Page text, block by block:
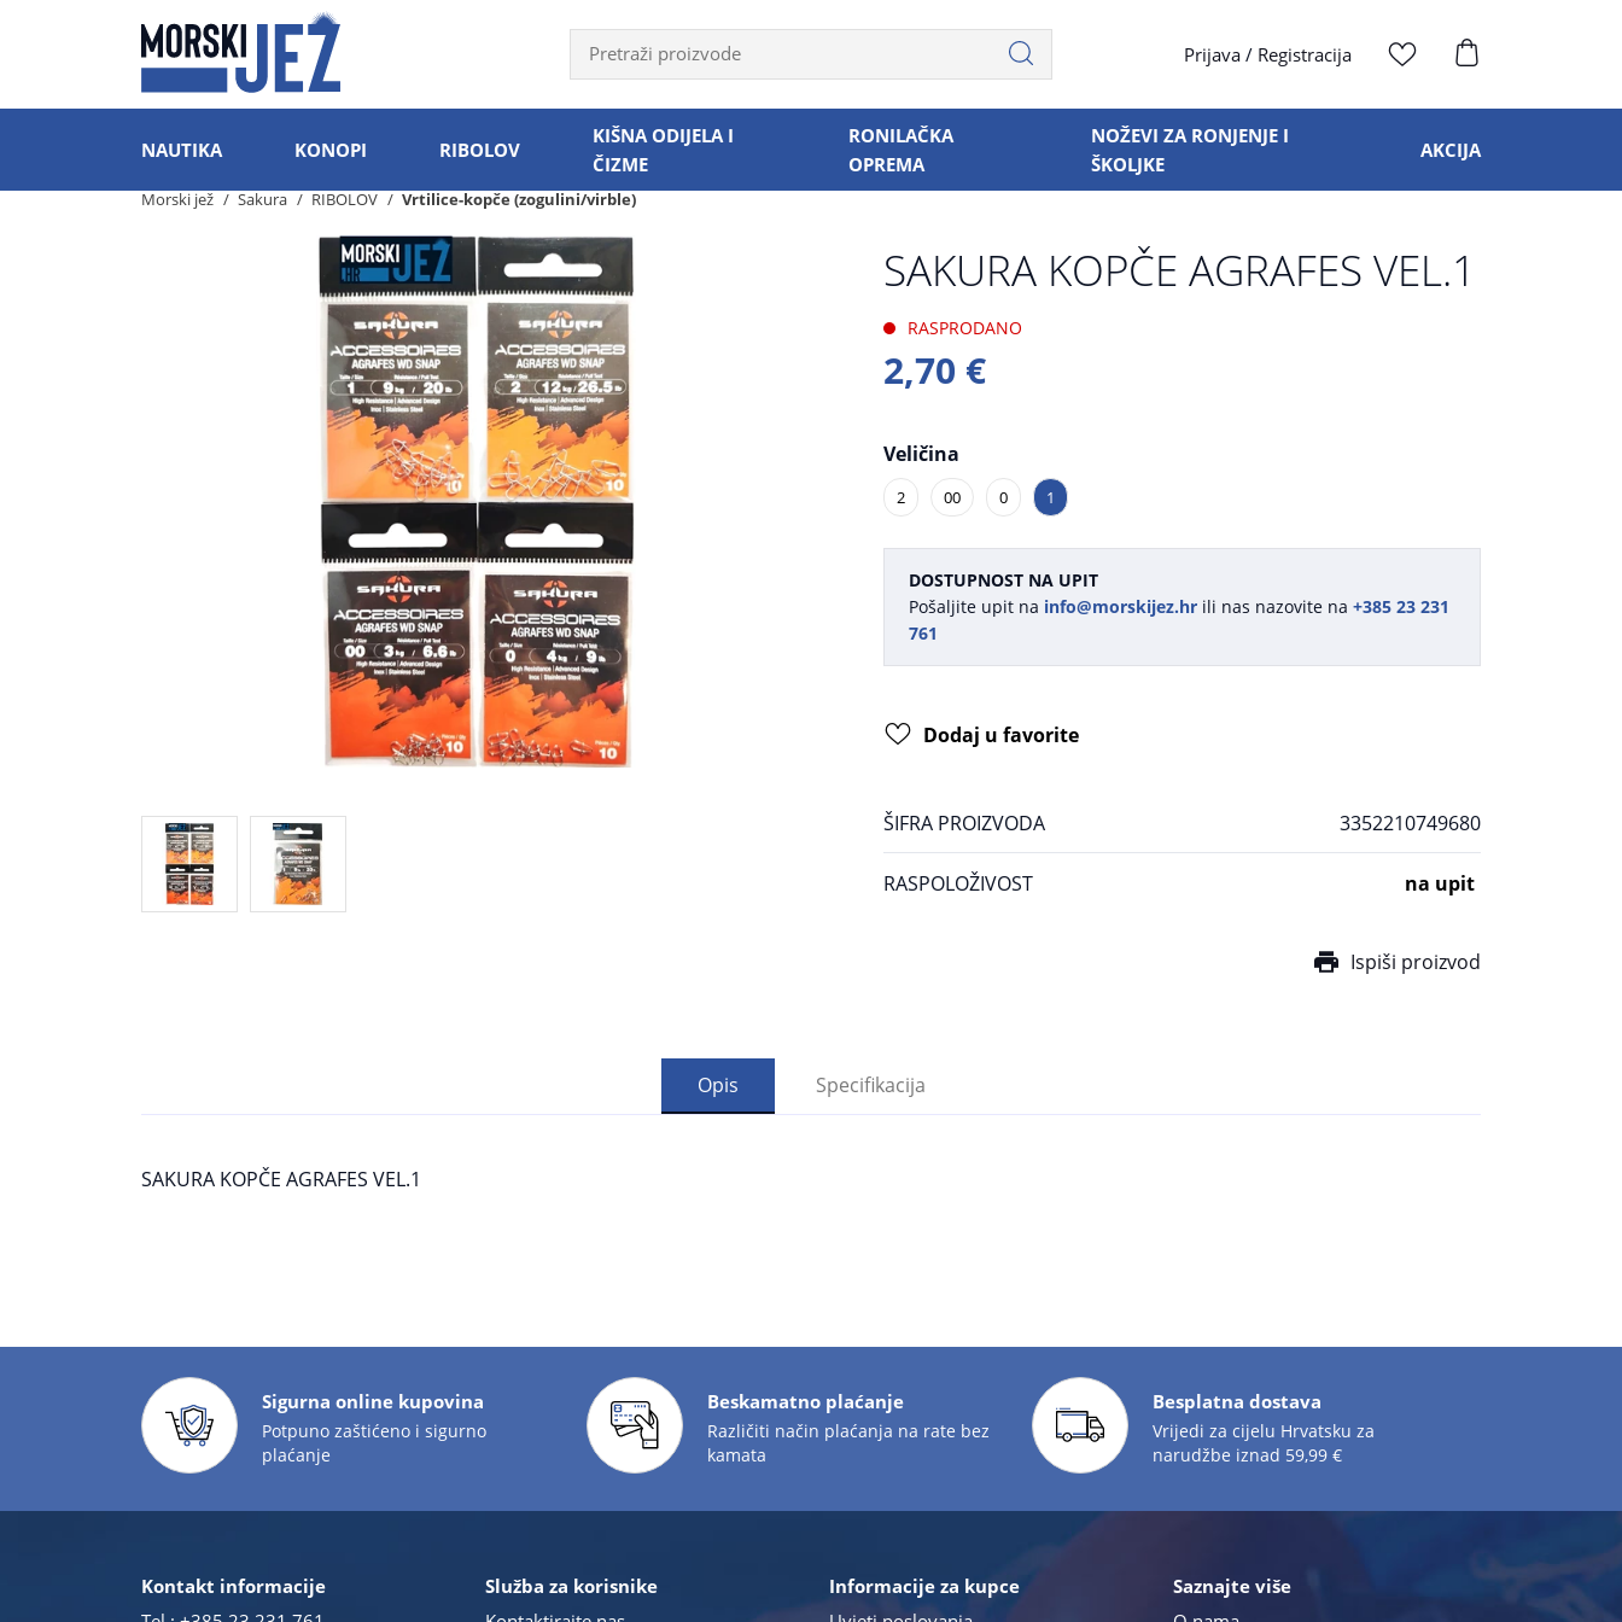
Prijava / Registracija
NAUTIKA KONOPI RIBOLOV
KIŠNA ODIJELA I
ČIZME
RONILAČKA
OPREMA
NOŽEVI ZA RONJENJE I
ŠKOLJKE
AKCIJA
Morski jež Sakura RIBOLOV Vrtilice-kopče (zogulini/virble)
SAKURA KOPČE AGRAFES VEL.1
RASPRODANO
2,70 €
Veličina
2 00 0 1
DOSTUPNOST NA UPIT
Pošaljite upit na info@morskijez.hr ili nas nazovite na +385 23 231
761
Dodaj u favorite
ŠIFRA PROIZVODA 3352210749680
RASPOLOŽIVOST na upit
Ispiši proizvod
Opis Specifikacija
SAKURA KOPČE AGRAFES VEL.1
Sigurna online kupovina
Potpuno zaštićeno i sigurno
plaćanje
Beskamatno plaćanje
Različiti način plaćanja na rate bez
kamata
Besplatna dostava
Vrijedi za cijelu Hrvatsku za
narudžbe iznad 59,99 €
Kontakt informacije
Služba za korisnike
Informacije za kupce
Saznajte više